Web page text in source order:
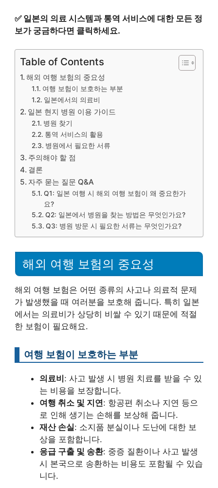
✅ 일본의 의료 시스템과 통역 서비스에 대한 모든 정
보가 궁금하다면 클릭하세요.
Table of Contents
해외 여행 보험의 중요성
여행 보험이 보호하는 부분
일본에서의 의료비
일본 현지 병원 이용 가이드
병원 찾기
통역 서비스의 활용
병원에서 필요한 서류
주의해야 할 점
결론
자주 묻는 질문 Q&A
Q1: 일본 여행 시 해외 여행 보험이 왜 중요한가
요?
Q2: 일본에서 병원을 찾는 방법은 무엇인가요?
Q3: 병원 방문 시 필요한 서류는 무엇인가요?
해외 여행 보험의 중요성
해외 여행 보험은 어떤 종류의 사고나 의료적 문제
가 발생했을 때 여러분을 보호해 줍니다. 특히 일본
에서는 의료비가 상당히 비쌀 수 있기 때문에 적절
한 보험이 필요해요.
여행 보험이 보호하는 부분
의료비: 사고 발생 시 병원 치료를 받을 수 있
는 비용을 보장합니다.
여행 취소 및 지연: 항공편 취소나 지연 등으
로 인해 생기는 손해를 보상해 줍니다.
재산 손실: 소지품 분실이나 도난에 대한 보
상을 포함합니다.
응급 구출 및 송환: 중증 질환이나 사고 발생
시 본국으로 송환하는 비용도 포함될 수 있습
니다.